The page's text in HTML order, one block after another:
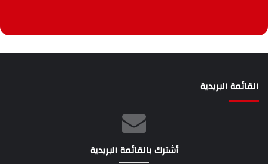
القائمة البريدية
أشترك بالقائمة البريدية